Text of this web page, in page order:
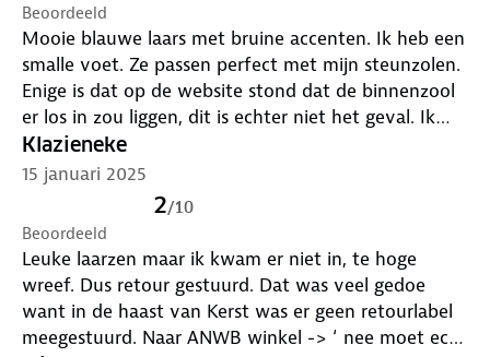
Beoordeeld
Mooie blauwe laars met bruine accenten. Ik heb een
smalle voet. Ze passen perfect met mijn steunzolen.
Enige is dat op de website stond dat de binnenzool
er los in zou liggen, dit is echter niet het geval. Ik
ben heel blij met mijn aankoop voor een mooie
aanbiedingsprijs!
Klazieneke
15 januari 2025
2/10
Beoordeeld
Leuke laarzen maar ik kwam er niet in, te hoge
wreef. Dus retour gestuurd. Dat was veel gedoe
want in de haast van Kerst was er geen retourlabel
meegestuurd. Naar ANWB winkel -> ‘ nee moet echt